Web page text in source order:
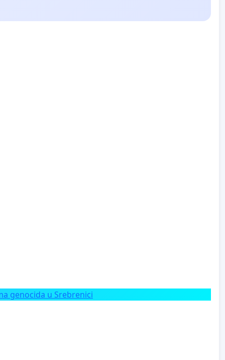
genocida u Srebrenici